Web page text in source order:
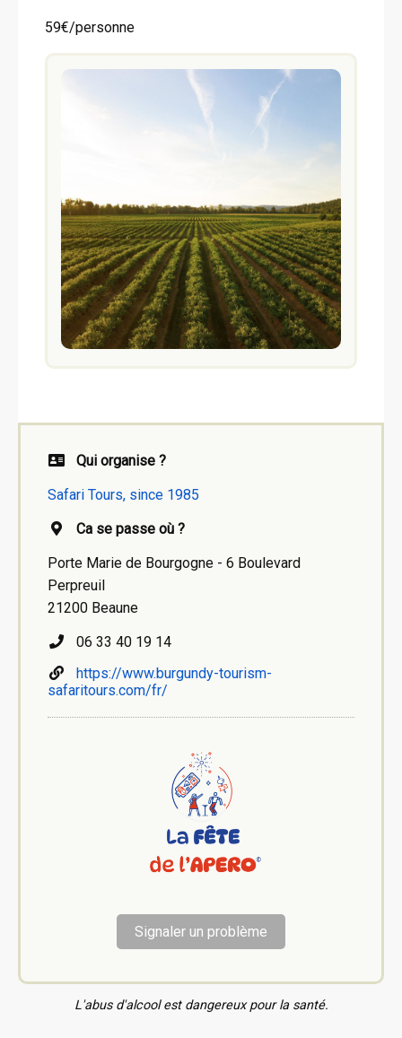
59€/personne
Qui organise ?
Safari Tours, since 1985
Ca se passe où ?
Porte Marie de Bourgogne - 6 Boulevard
Perpreuil
21200 Beaune
06 33 40 19 14
https://www.burgundy-tourism-
safaritours.com/fr/
Signaler un problème
L'abus d'alcool est dangereux pour la santé.